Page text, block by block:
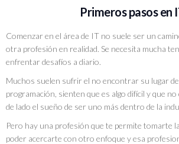
Primeros pasos en
Comenzar en el área de IT no suele ser un
otra profesión en realidad. Se necesita mucha
enfrentar desafíos a diario.
Muchos suelen sufrir el no encontrar su lugar
programación, sienten que es algo difícil y que
de lado el sueño de ser uno más dentro de la
Pero hay una profesión que te permite tomarte
poder acercarte con otro enfoque y esa